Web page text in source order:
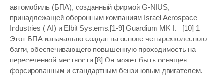
автомобиль (БПА), созданный фирмой G-NIUS,
принадлежащей оборонным компаниям Israel Aerospace
Industries (IAI) и Elbit Systems.[1-9] Guardium MK I. [10] 1
Этот БПА изначально создан на основе четырехколесного
багги, обеспечивающего повышенную проходимость на
пересеченной местности.[8] Он может быть оснащен
форсированным и стандартным бензиновым двигателем.